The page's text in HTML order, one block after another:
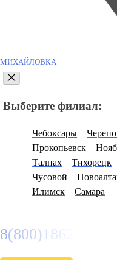
МИХАЙЛОВКА
Выберите филиал:
Чебоксары
Прокопьевск
Талнах
Тихорецк
Чусовой
Илимск
Самара
8(800)1862102